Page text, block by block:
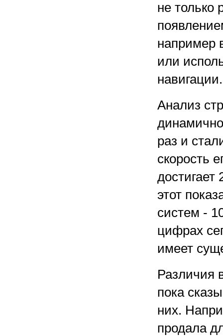
не только
например
или
навигации.
Анализ
раз и
скорость
достигает
этот
систем -
цифрах
имеет
Различия
пока
них.
продала